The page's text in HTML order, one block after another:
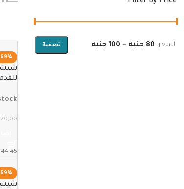
تصفية السعر: 80 جنيه — 100 جنيه
45